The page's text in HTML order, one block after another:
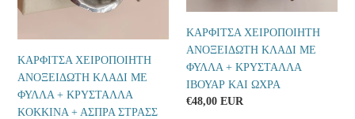
ΣΤΡΑΣΣ
ΚΑΡΦΙΤΣΑ ΧΕΙΡΟΠΟΙΗΤΗ
ΑΝΟΞΕΙΔΩΤΗ ΚΛΑΔΙ ΜΕ
ΦΥΛΛΑ + ΚΡΥΣΤΑΛΛA
KOKKINΑ + ΑΣΠΡΑ ΣΤΡΑΣΣ
ΚΑΡΦΙΤΣΑ ΧΕΙΡΟΠΟΙΗΤΗ
ΑΝΟΞΕΙΔΩΤΗ ΚΛΑΔΙ ΜΕ
ΦΥΛΛΑ + ΚΡΥΣΤΑΛΛΑ
ΙΒΟΥΑΡ ΚΑΙ ΩΧΡΑ
Κανονική
€48,00 EUR